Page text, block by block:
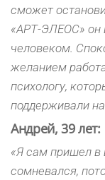
сможет
«АРТ-ЭЛЕОС» он
человеком.
желанием
психологу,
поддерживали
Андрей, 39 лет:
«Я сам пришел в
сомневался,